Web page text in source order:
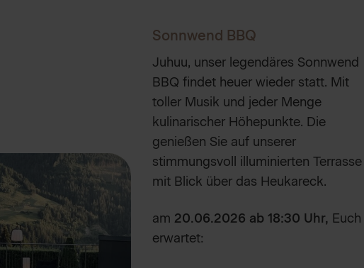
Sonnwend BBQ
Juhuu, unser legendäres Sonnwend
BBQ findet heuer wieder statt. Mit
toller Musik und jeder Menge
kulinarischer Höhepunkte. Die
genießen Sie auf unserer
stimmungsvoll illuminierten Terrasse
mit Blick über das Heukareck.
am 20.06.2026 ab 18:30 Uhr, Euch
erwartet: